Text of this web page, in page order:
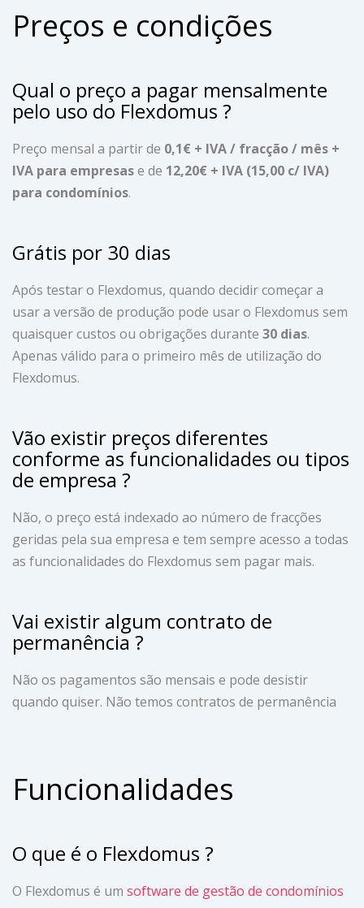
Preços e condições
Qual o preço a pagar mensalmente
pelo uso do Flexdomus ?
Preço mensal a partir de 0,1€ + IVA / fracção / mês +
IVA para empresase de 12,20€ + IVA (15,00 c/ IVA)
para condomínios.
Grátis por 30 dias
Após testar o Flexdomus, quando decidir começar a
usar a versão de produção pode usar o Flexdomus sem
quaisquer custos ou obrigações durante 30 dias.
Apenas válido para o primeiro mês de utilização do
Flexdomus.
Vão existir preços diferentes
conforme as funcionalidades ou tipos
de empresa ?
Não, o preço está indexado ao número de fracções
geridas pela sua empresa e tem sempre acesso a todas
as funcionalidades do Flexdomus sem pagar mais.
Vai existir algum contrato de
permanência ?
Não os pagamentos são mensais e pode desistir
quando quiser. Não temos contratos de permanência
Funcionalidades
O que é o Flexdomus ?
O Flexdomus é um software de gestão de condomínios